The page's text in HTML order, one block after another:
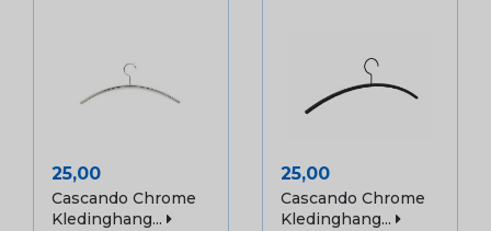
Prijs
25,00
Cascando Chrome
Kledinghang...
Prijs
25,00
Cascando Chrome
Kledinghang...